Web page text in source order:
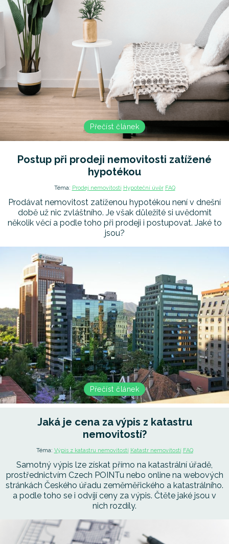
Přečíst článek
Postup při prodeji nemovitosti zatížené
hypotékou
Téma: Prodej nemovitosti Hypoteční úvěr FAQ
Prodávat nemovitost zatíženou hypotékou není v dnešní
době už nic zvláštního. Je však důležité si uvědomit
několik věcí a podle toho při prodeji i postupovat. Jaké to
jsou?
Přečíst článek
Jaká je cena za výpis z katastru
nemovitostí?
Téma: Výpis z katastru nemovitostí Katastr nemovitostí FAQ
Samotný výpis lze získat přímo na katastrální úřadě,
prostřednictvím Czech POINTu nebo online na webových
stránkách Českého úřadu zeměměřického a katastrálního.
a podle toho se i odvíjí ceny za výpis. Čtěte jaké jsou v
nich rozdíly.